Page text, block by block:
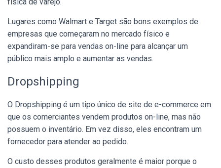
Lugares como Walmart e Target são bons exemplos de
empresas que começaram no mercado físico e
expandiram-se para vendas on-line para alcançar um
público mais amplo e aumentar as vendas.
Dropshipping
O Dropshipping é um tipo único de site de e-commerce em
que os comerciantes vendem produtos on-line, mas não
possuem o inventário. Em vez disso, eles encontram um
fornecedor para atender ao pedido.
O custo desses produtos geralmente é maior porque o